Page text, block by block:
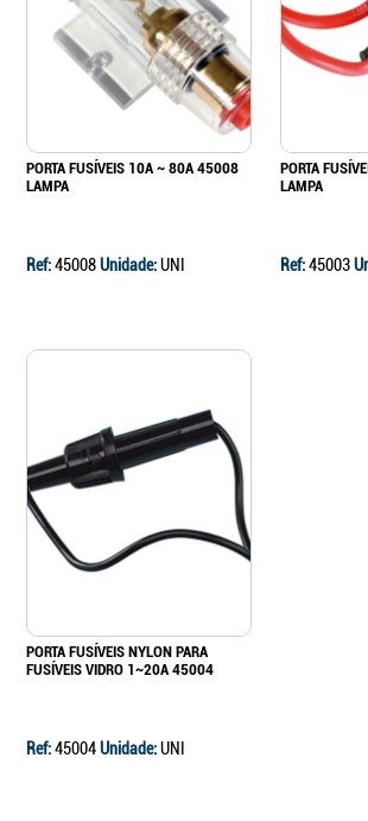
PORTA FUSÍVEIS 10A ~ 80A 45008
LAMPA
Ref:45008Unidade:UNI
PORTA
LAMPA
Ref:45003
PORTA FUSÍVEIS NYLON PARA
FUSÍVEIS VIDRO 1~20A 45004
Ref:45004Unidade:UNI